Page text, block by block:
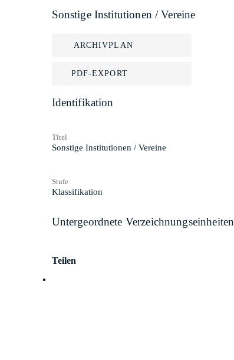
Sonstige Institutionen / Vereine
ARCHIVPLAN
PDF-EXPORT
Identifikation
Titel
Sonstige Institutionen / Vereine
Stufe
Klassifikation
Untergeordnete Verzeichnungseinheiten
Teilen